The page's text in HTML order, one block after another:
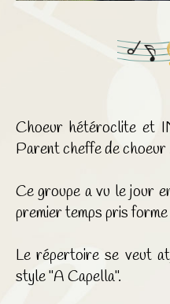
Choeur hétéroclite et
Parent cheffe de choeur
Ce groupe a vu le jour
premier temps pris
Le répertoire se veut
style "A Capella".